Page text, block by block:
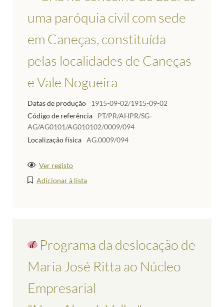
uma paróquia civil com sede
em Caneças, constituída
pelas localidades de Caneças
e Vale Nogueira
Datas de produção
1915-09-02/1915-09-02
Código de referência
PT/PR/AHPR/SG-
AG/AG0101/AG010102/0009/094
Localização física AG.0009/094
Ver registo
Adicionar à lista
Programa da deslocação de
Maria José Ritta ao Núcleo
Empresarial